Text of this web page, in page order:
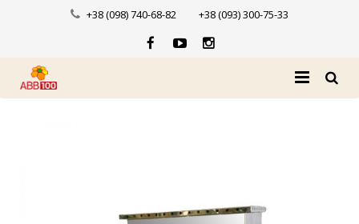
+38 (098) 740-68-82 +38 (093) 300-75-33